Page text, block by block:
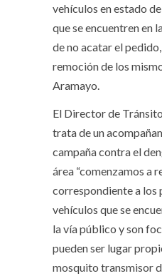
vehículos en estado
que se encuentren en
de no acatar el
remoción de los
Aramayo.
El Director de
trata de un
campaña contra el
área “comenzamos a
correspondiente a los
vehículos que se
la vía público y son
pueden ser lugar
mosquito transmisor